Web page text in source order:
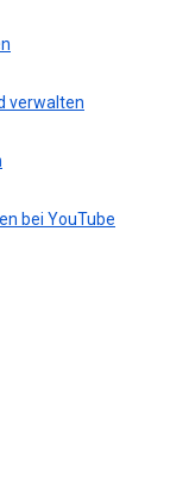
verwalten
bei YouTube